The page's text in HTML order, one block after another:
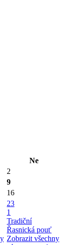
Ne
2
9
16
23
1
Tradiční
Řasnická pouť
Zobrazit všechny